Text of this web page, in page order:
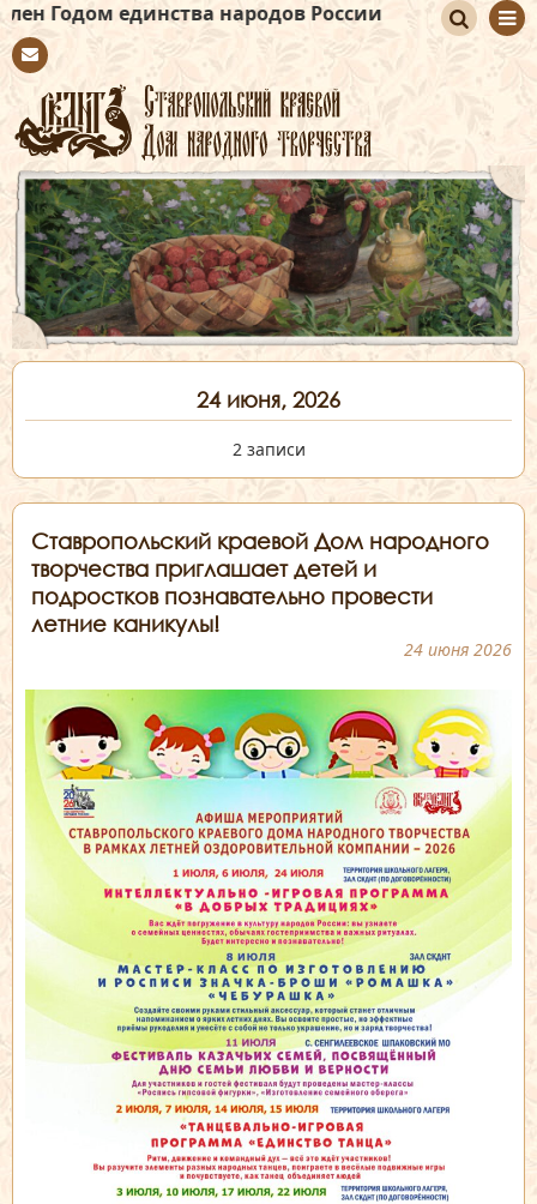
народов России
tact
иск
24 июня, 2026
2 записи
Ставропольский краевой Дом народного
творчества приглашает детей и
подростков познавательно провести
летние каникулы!
24 июня 2026